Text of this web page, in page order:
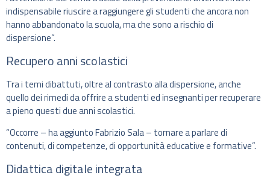
indispensabile riuscire a raggiungere gli studenti che ancora non
hanno abbandonato la scuola, ma che sono a rischio di
dispersione”.
Recupero anni scolastici
Tra i temi dibattuti, oltre al contrasto alla dispersione, anche
quello dei rimedi da offrire a studenti ed insegnanti per recuperare
a pieno questi due anni scolastici.
“Occorre – ha aggiunto Fabrizio Sala – tornare a parlare di
contenuti, di competenze, di opportunità educative e formative”.
Didattica digitale integrata